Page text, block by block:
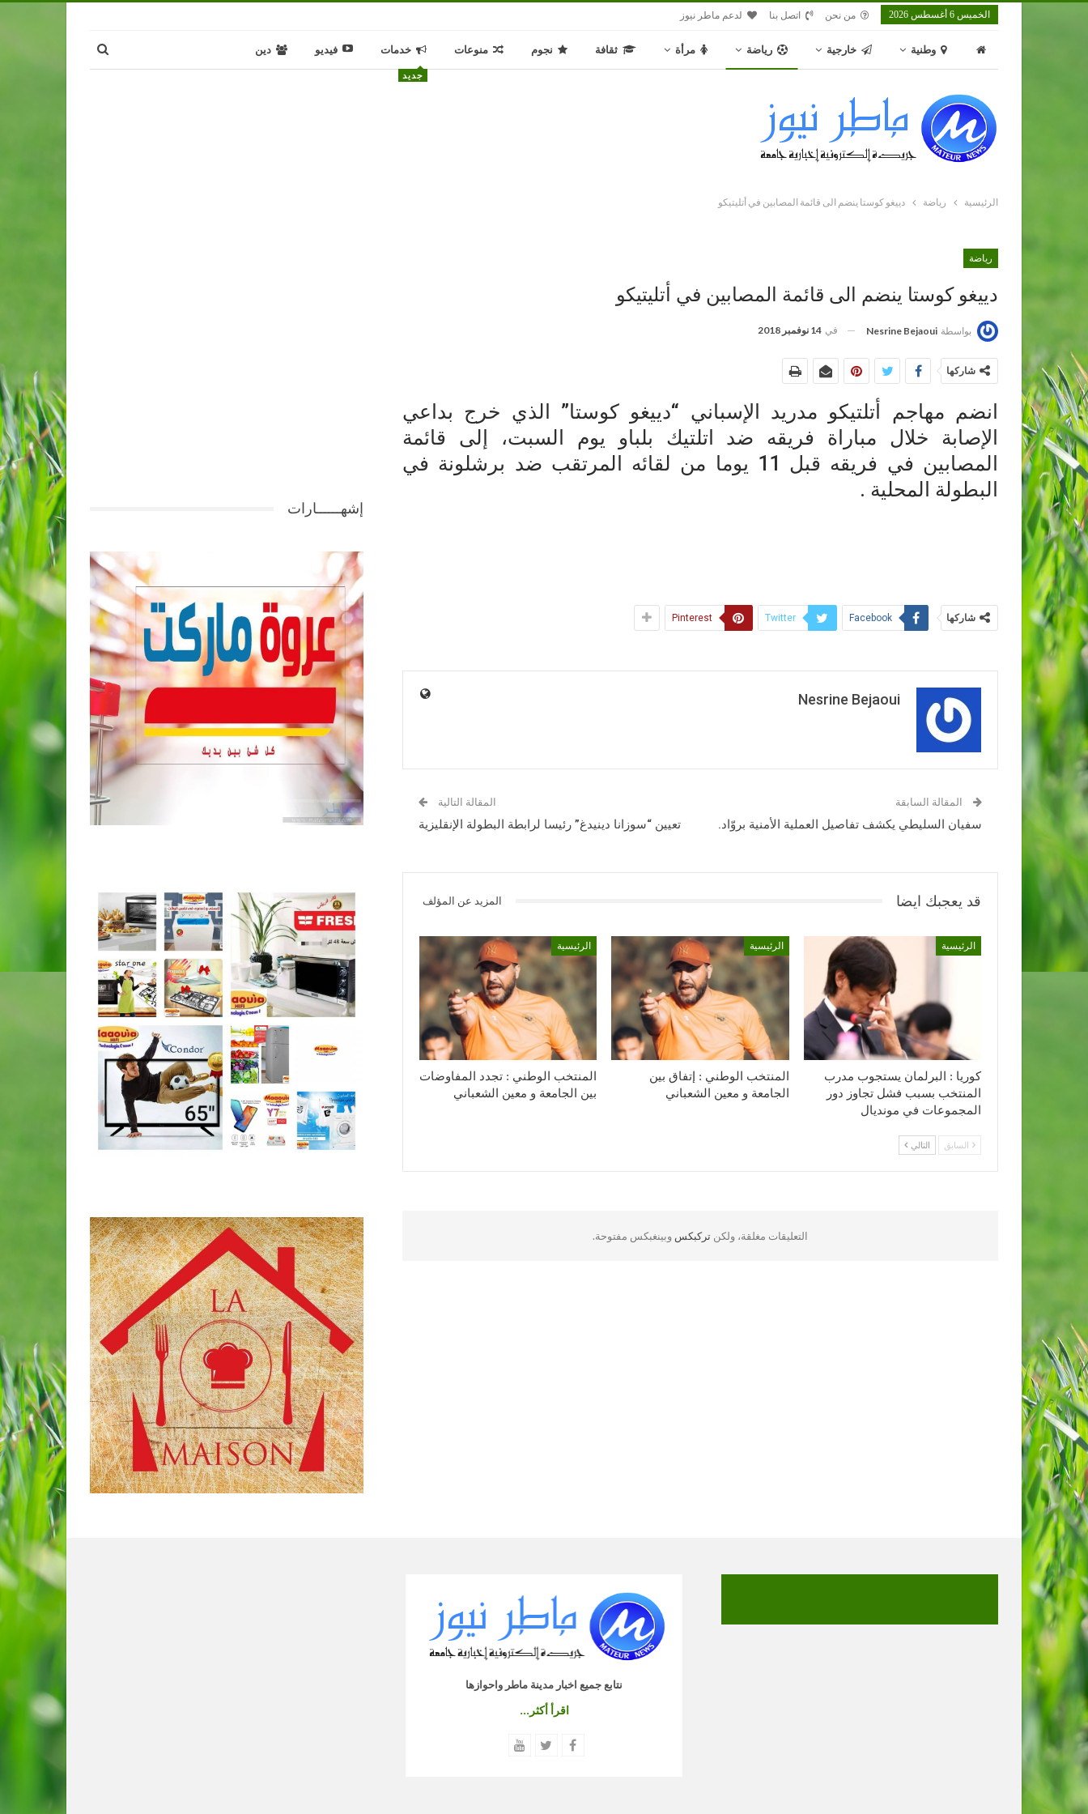
الخميس 6 أغسطس 2026 من نحن اتصل بنا لدعم ماطر نيوز
وطنية خارجية رياضة مرأة ثقافة نجوم منوعات خدمات
جديد
فيديو دين
الرئيسية رياضة دييغو كوستا ينضم الى قائمة المصابين في أتليتيكو
رياضة
دييغو كوستا ينضم الى قائمة المصابين في أتليتيكو
بواسطة Nesrine Bejaoui في 14 نوفمبر 2018
شاركها
انضم مهاجم أتلتيكو مدريد الإسباني “دييغو كوستا” الذي خرج بداعي
الإصابة خلال مباراة فريقه ضد اتلتيك بلباو يوم السبت، إلى قائمة
المصابين في فريقه قبل 11 يوما من لقائه المرتقب ضد برشلونة في
البطولة المحلية .
شاركها Facebook
Twitter
Pinterest
Nesrine Bejaoui
المقالة السابقة
سفيان السليطي يكشف تفاصيل العملية الأمنية بروّاد.
المقالة التالية
تعيين “سوزانا دينيدغ” رئيسا لرابطة البطولة الإنقليزية
قد يعجبك ايضا المزيد عن المؤلف
الرئيسية
كوريا : البرلمان يستجوب مدرب
المنتخب بسبب فشل تجاوز دور
المجموعات في مونديال
الرئيسية
المنتخب الوطني : إتفاق بين
الجامعة و معين الشعباني
الرئيسية
المنتخب الوطني : تجدد المفاوضات
بين الجامعة و معين الشعباني
السابق التالي
التعليقات مغلقة، ولكن تركبكس وبينغبكس مفتوحة.
إشهــــــارات
نتابع جميع اخبار مدينة ماطر واحوازها
اقرأ أكثر...